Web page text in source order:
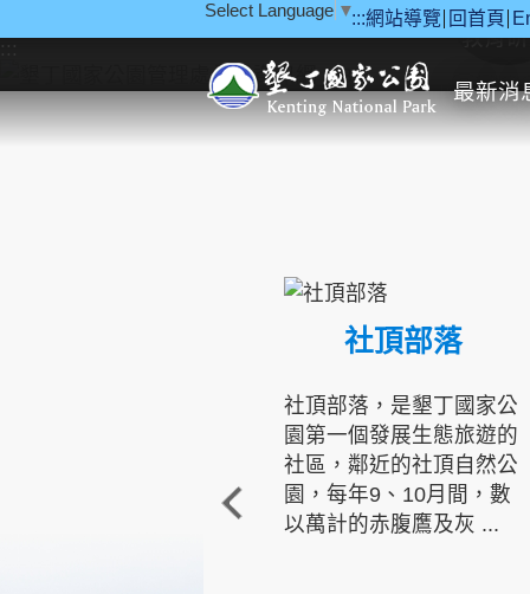
:::網站導覽 回首頁
Select Language ▼
最新消
::: 教育
社頂部落
社頂部落，是墾丁國家公
園第一個發展生態旅遊的
社區，鄰近的社頂自然公
園，每年9、10月間，數
以萬計的赤腹鷹及灰 ...